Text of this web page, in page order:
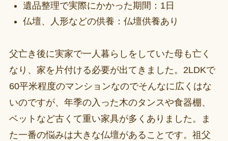
遺品整理で実際にかかった期間：1日
仏壇、人形などの供養：仏壇供養あり
父亡き後に実家で一人暮らしをしていた母も亡く
なり、家を片付ける必要が出てきました。2LDKで
60平米程度のマンションなのでそんなに広くはな
いのですが、年季の入った木のタンスや食器棚、
ベットなど古くて重い家具が多くありました。ま
た一番の悩みは大きな仏壇があることです。祖父